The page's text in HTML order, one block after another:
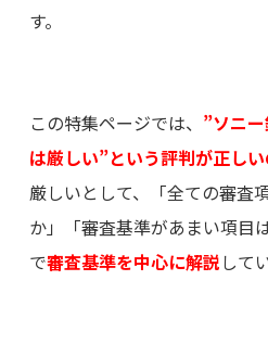
す。
この特集ページでは、 ”ソニ
は厳しい”という評判が正し
厳しいとして、「全ての審査
か」「審査基準があまい項目
で審査基準を中心に解説して